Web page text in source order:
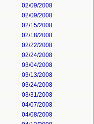
02/09/2008
02/09/2008
02/15/2008
02/18/2008
02/22/2008
02/24/2008
03/04/2008
03/13/2008
03/24/2008
03/31/2008
04/07/2008
04/08/2008